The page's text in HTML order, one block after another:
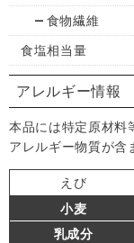
食物繊維
食塩相当量
アレルギー情報
本品には特定原材料
アレルギー物質が含
えび
小麦
乳成分